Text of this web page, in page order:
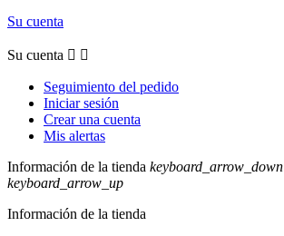
Su cuenta
Su cuenta  
Seguimiento del pedido
Iniciar sesión
Crear una cuenta
Mis alertas
Información de la tienda keyboard_arrow_down
keyboard_arrow_up
Información de la tienda